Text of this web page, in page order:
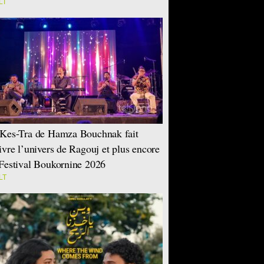
Tra de Hamza Bouchnak fait
l’univers de Ragouj et plus encore
Boukornine 2026